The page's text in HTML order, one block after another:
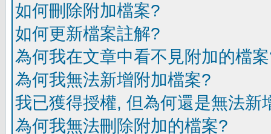
如何刪除附加檔案?
如何更新檔案註解?
為何我在文章中看不見附加的檔
為何我無法新增附加檔案?
我已獲得授權, 但為何還是無法新
為何我無法刪除附加的檔案?